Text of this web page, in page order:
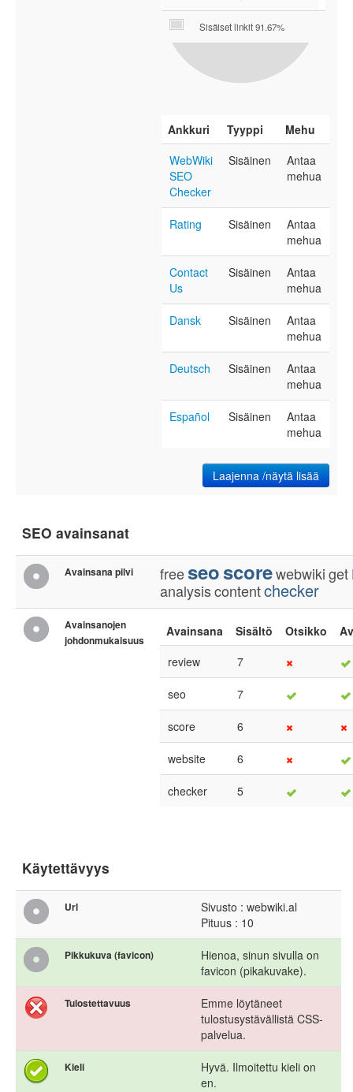
Sisäiset linkit 91.67%
Ankkuri Tyyppi
Mehu
WebWiki
SEO
Checker
Sisäinen
Antaa
mehua
Rating Sisäinen
Antaa
mehua
Contact
Us
Sisäinen
Antaa
mehua
Dansk Sisäinen
Antaa
mehua
Deutsch Sisäinen
Antaa
mehua
Español Sisäinen
Antaa
mehua
Laajenna /näytä lisää
SEO avainsanat
Avainsana pilvi freeseoscorewebwikiget
analysiscontentchecker
Avainsanojen
johdonmukaisuus
Avainsana Sisältö Otsikko
review
7
seo 7
score 6
website 6
checker 5
Käytettävyys
Url
Sivusto : webwiki.al
Pituus : 10
Pikkukuva (favicon)
Hienoa, sinun sivulla on
favicon (pikakuvake).
Tulostettavuus
Emme löytäneet
tulostusystävällistä CSS-
palvelua.
Kieli
Hyvä. Ilmoitettu kieli on
en.